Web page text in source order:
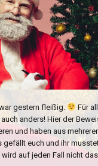
gestern fleißig.
Für
anders! Hier der
und haben aus
gefällt euch und ihr
auf jeden Fall nicht